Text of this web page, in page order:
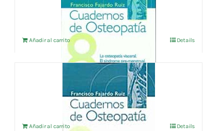
IVA no incluído
Añadir al carrito Details
CUADERNOS DE OSTEOPATIA vol.9
IVA no incluído
Añadir al carrito Details